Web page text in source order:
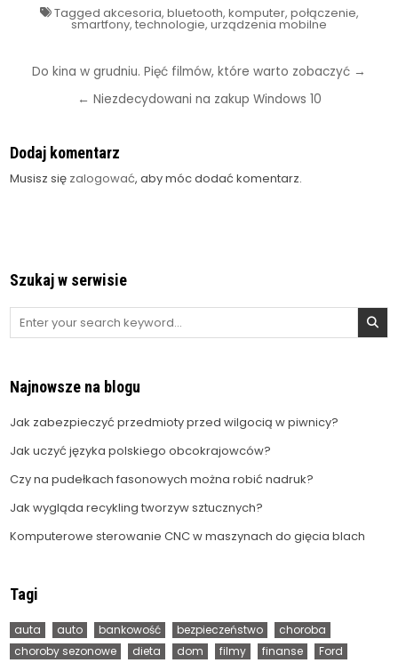
Tagged akcesoria, bluetooth, komputer, połączenie,
smartfony, technologie, urządzenia mobilne
Nawigacja
Do kina w grudniu. Pięć filmów, które warto zobaczyć →
← Niezdecydowani na zakup Windows 10
Dodaj komentarz
Musisz się zalogować, aby móc dodać komentarz.
Szukaj w serwisie
Search
for:
Najnowsze na blogu
Jak zabezpieczyć przedmioty przed wilgocią w piwnicy?
Jak uczyć języka polskiego obcokrajowców?
Czy na pudełkach fasonowych można robić nadruk?
Jak wygląda recykling tworzyw sztucznych?
Komputerowe sterowanie CNC w maszynach do gięcia blach
Tagi
auta auto bankowość bezpieczeństwo
choroba
choroby sezonowe
dieta dom filmy finanse Ford